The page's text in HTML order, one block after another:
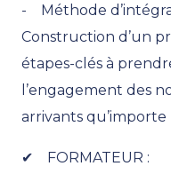
- Méthode
Construction d’un
étapes-clés à
l’engagement des
arrivants
✔ FORMATEUR :